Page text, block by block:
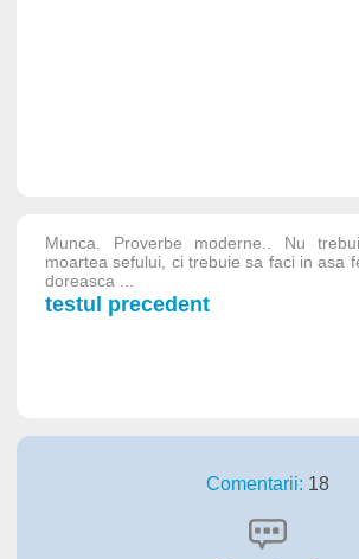
Munca. Proverbe moderne.. Nu
moartea sefului, ci trebuie sa faci in asa
doreasca ...
testul precedent
Comentarii: 18